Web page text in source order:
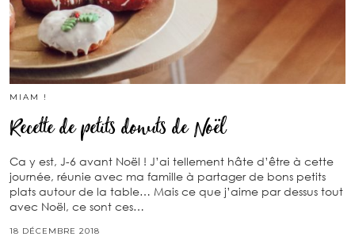
MIAM !
Recette de petits donuts de Noël
Ca y est, J-6 avant Noël ! J’ai tellement hâte d’être à cette
journée, réunie avec ma famille à partager de bons petits
plats autour de la table… Mais ce que j’aime par dessus tout
avec Noël, ce sont ces…
18 DÉCEMBRE 2018